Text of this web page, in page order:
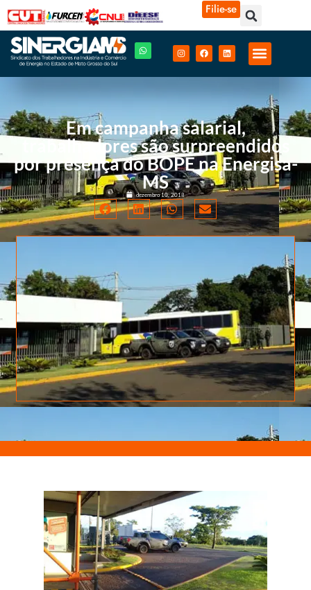
Filie-se
Em campanha salarial,
trabalhadores são surpreendidos
por presença do BOPE na Energisa-
MS
dezembro 10, 2018